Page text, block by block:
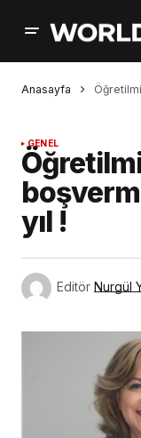
Anasayfa
GENEL
yıl !
Editör Nurgül